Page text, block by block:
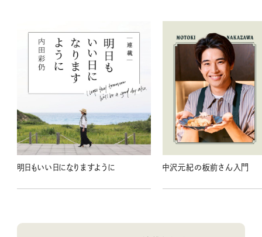
明日もいい日になりますように 中沢元紀の板前さん入門